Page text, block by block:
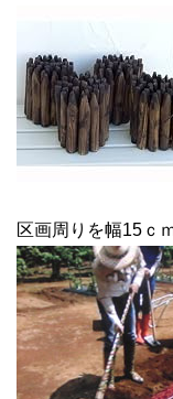
区画周りを幅15ｃ